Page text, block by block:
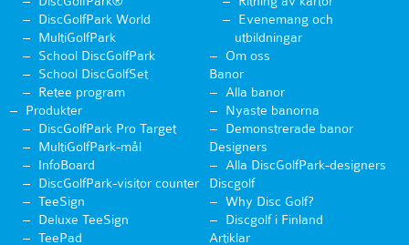
DiscGolfPark World
MultiGolfPark
School DiscGolfPark
School DiscGolfSet
Retee program
Produkter
DiscGolfPark Pro Target
MultiGolfPark-mål
InfoBoard
DiscGolfPark-visitor counter
TeeSign
Deluxe TeeSign
TeePad
Evenemang och
utbildningar
Om oss
Banor
Alla banor
Nyaste banorna
Demonstrerade banor
Designers
Alla DiscGolfPark-designers
Discgolf
Why Disc Golf?
Discgolf i Finland
Artiklar